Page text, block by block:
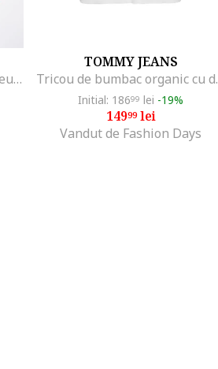
Tricou regular fit cu imprimeu logo cauciucat Thinking, Bleumarin
TOMMY JEANS
Tricou de
Initial: 18699 lei -19%
14999lei
Vandut de Fashion Days